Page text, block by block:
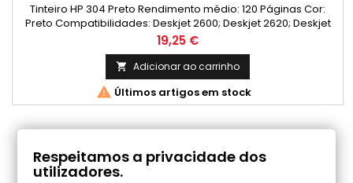
Tinteiro HP 304 Preto Rendimento médio: 120 Páginas Cor:
Preto Compatibilidades: Deskjet 2600; Deskjet 2620; Deskjet
2621; Deskjet 2622; Deskjet 2623; Deskjet 2624; Deskjet 2630;
Deskjet 2632; Deskjet 2633; Deskjet 2634; Deskjet 2635;
Deskjet 2652; Deskjet 2655; Deskjet 3720; Deskjet 3720 Blue;
Deskjet 3720 seagrass; Deskjet 3720 Series; Deskjet 3721;...
Preço
19,25 €
 Adicionar ao carrinho
 Últimos artigos em stock
COMENTÁRIOS (0)
Respeitamos a privacidade dos
utilizadores.